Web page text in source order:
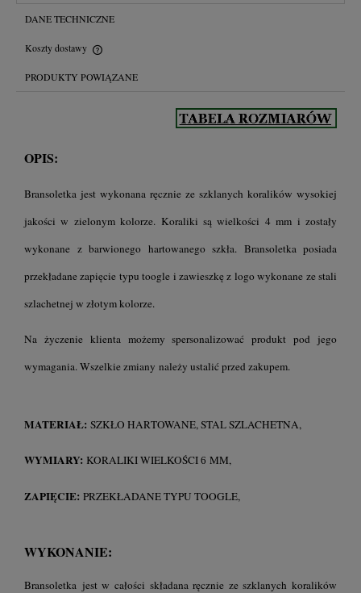
DANE TECHNICZNE
Koszty dostawy
Cena nie zawiera ewentualnych kosztów płatności
PRODUKTY POWIĄZANE
OPIS:
Bransoletka jest wykonana ręcznie ze szklanych koralików wysokiej
jakości w zielonym kolorze. Koraliki są wielkości 4 mm i zostały
wykonane z barwionego hartowanego szkła. Bransoletka posiada
przekładane zapięcie typu toogle i zawieszkę z logo wykonane ze stali
szlachetnej w złotym kolorze.
Na życzenie klienta możemy spersonalizować produkt pod jego
wymagania. Wszelkie zmiany należy ustalić przed zakupem.
MATERIAŁ: SZKŁO HARTOWANE, STAL SZLACHETNA,
WYMIARY: KORALIKI WIELKOŚCI 6 MM,
ZAPIĘCIE: PRZEKŁADANE TYPU TOOGLE,
WYKONANIE:
Bransoletka jest w całości składana ręcznie ze szklanych koralików